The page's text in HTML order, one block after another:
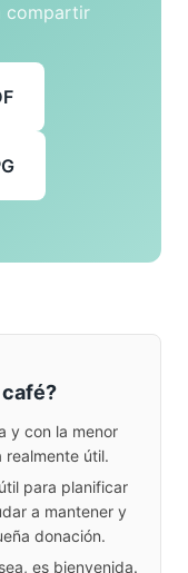
compartir
café?
y con la menor
útil.
para planificar
a mantener y
donación.
es bienvenida.